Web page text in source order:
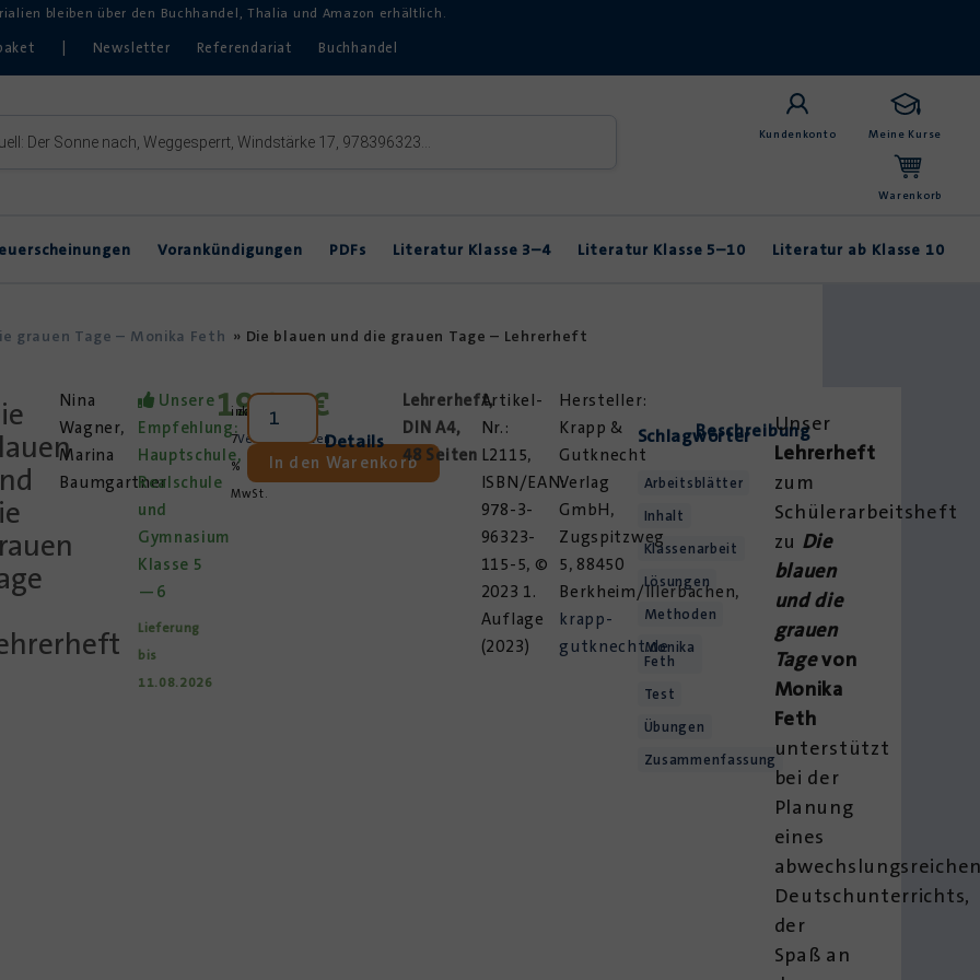
bleiben über den Buchhandel, Thalia und Amazon erhältlich.
Newsletter Referendariat Buchhandel
Kundenkonto Meine Kurse
Warenkorb
Vorankündigungen PDFs Literatur Klasse 3–4 Literatur Klasse 5–10 Literatur ab Klasse 10
Theater im Unterricht
grauen Tage – Monika Feth » Die blauen und die grauen Tage – Lehrerheft
Nina
Wagner,
Marina
Baumgartner
Unsere
Empfehlung:
Hauptschule,
Realschule
und
Gymnasium
Klasse 5
—6
Lieferung
bis
11.08.2026
19,85€
inkl.
7
%
MwSt.
zzgl.
Versandkosten
In den Warenkorb
Details
Lehrerheft,
DIN A4,
48 Seiten
Artikel-
Nr.:
L2115,
ISBN/EAN:
978-3-
96323-
115-5, ©
2023 1.
Auflage
(2023)
Krapp &
Gutknecht
Verlag
GmbH,
Zugspitzweg
5, 88450
Berkheim/Illerbachen,
krapp-
gutknecht.de
Schlagwörter
Arbeitsblätter
Inhalt
Klassenarbeit
Lösungen
Methoden
Monika
Feth
Test
Übungen
Zusammenfassung
Beschreibung
Unser
Lehrerheft
zum
Schülerarbeitsheft
zu Die
blauen
und die
grauen
Tagevon
Monika
Feth
unterstützt
bei der
Planung
eines
Deutschunterrichts,
der
Spaß an